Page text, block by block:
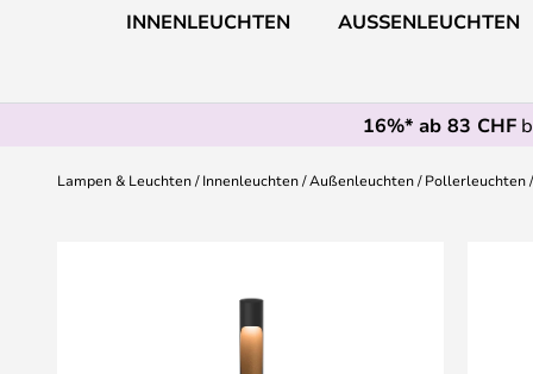
Leuchte...
INNENLEUCHTEN AUSSENLEUCHTEN
16%* ab 83 CHF
Lampen & Leuchten Innenleuchten Außenleuchten Pollerleuchten